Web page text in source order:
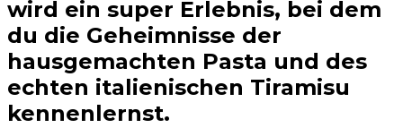
wird ein super Erlebnis, bei dem
du die Geheimnisse der
hausgemachten Pasta und des
echten italienischen Tiramisu
kennenlernst.